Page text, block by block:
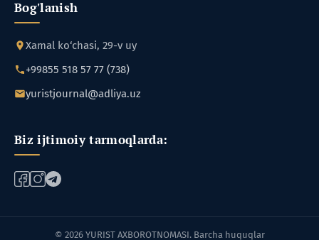
Bog'lanish
Xamal ko‘chasi, 29-v uy
+99855 518 57 77 (738)
yuristjournal@adliya.uz
Biz ijtimoiy tarmoqlarda:
© 2026 YURIST AXBOROTNOMASI. Barcha huquqlar